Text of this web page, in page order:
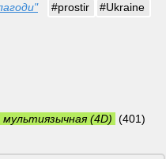
#prostir #Ukraine
(4D) (401)